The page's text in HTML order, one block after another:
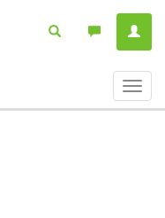
ein-/